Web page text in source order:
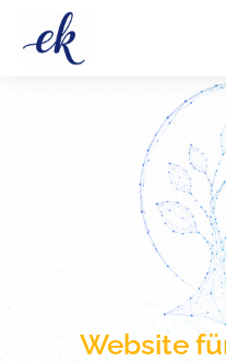
Inhalt
Ich entwickle
Website